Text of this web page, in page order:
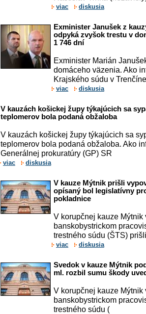
viac diskusia
Exminister Janušek z
odpyká zvyšok trestu v
1 746 dní
Exminister Marián
domáceho väzenia. Ako
Krajského súdu v
viac diskusia
V kauzách košickej župy týkajúcich sa
teplomerov bola podaná obžaloba
V kauzách košickej župy týkajúcich sa
teplomerov bola podaná obžaloba. Ako
Generálnej prokuratúry (GP) SR
viac diskusia
V kauze Mýtnik prišli
opísaný bol legislatívny
pokladnice
V korupčnej kauze Mýtnik
banskobystrickom
trestného súdu (ŠTS)
viac diskusia
Svedok v kauze Mýtnik
ml. rozbil sumu škody
V korupčnej kauze Mýtnik
banskobystrickom
trestného súdu (